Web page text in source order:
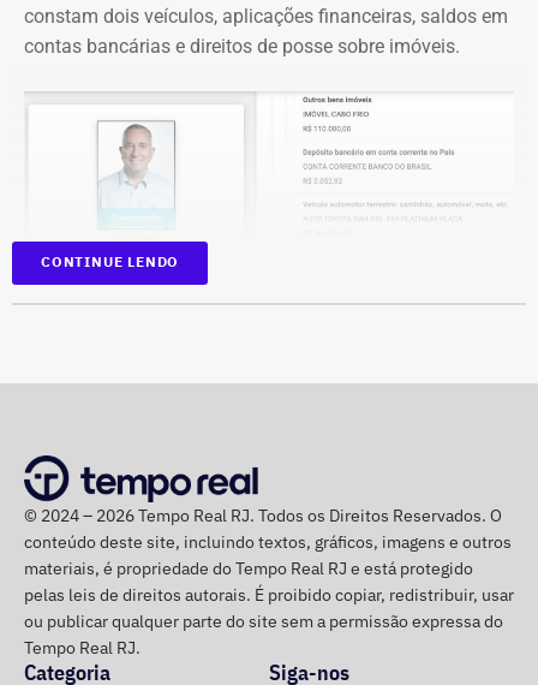
constam dois veículos, aplicações financeiras, saldos em
contas bancárias e direitos de posse sobre imóveis.
Deputados, o parlamentar havia informado R$
1.065.439,98 em bens. Na época, mantinha R$ 50 mil em
dinheiro vivo.
Em quatro anos, o patrimônio de Bebeto cresceu R$
1.892.881,58, alta de 177,7%. Já o valor mantido em
espécie saltou de R$ 50 mil para R$ 840 mil, aumento de
CONTINUE LENDO
© 2024 – 2026 Tempo Real RJ. Todos os Direitos Reservados. O
conteúdo deste site, incluindo textos, gráficos, imagens e outros
materiais, é propriedade do Tempo Real RJ e está protegido
pelas leis de direitos autorais. É proibido copiar, redistribuir, usar
ou publicar qualquer parte do site sem a permissão expressa do
Tempo Real RJ.
Categoria Siga-nos